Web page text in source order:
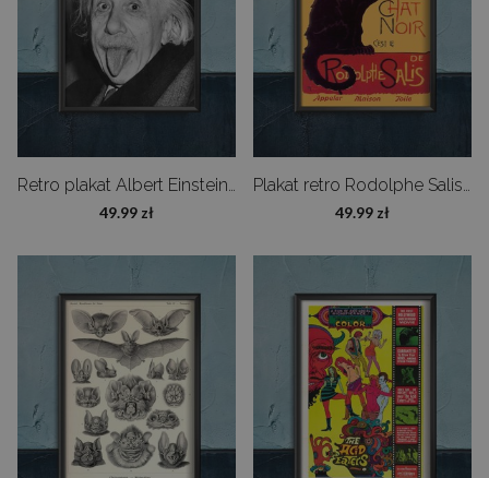
Retro plakat Albert Einstein Tongue Out
49.99 zł
Plakat retro Rodolphe Salis Le Chat Noir
49.99 zł